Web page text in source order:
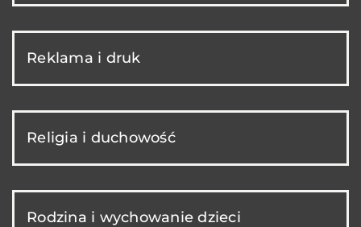
Reklama i druk
Religia i duchowość
Rodzina i wychowanie dzieci